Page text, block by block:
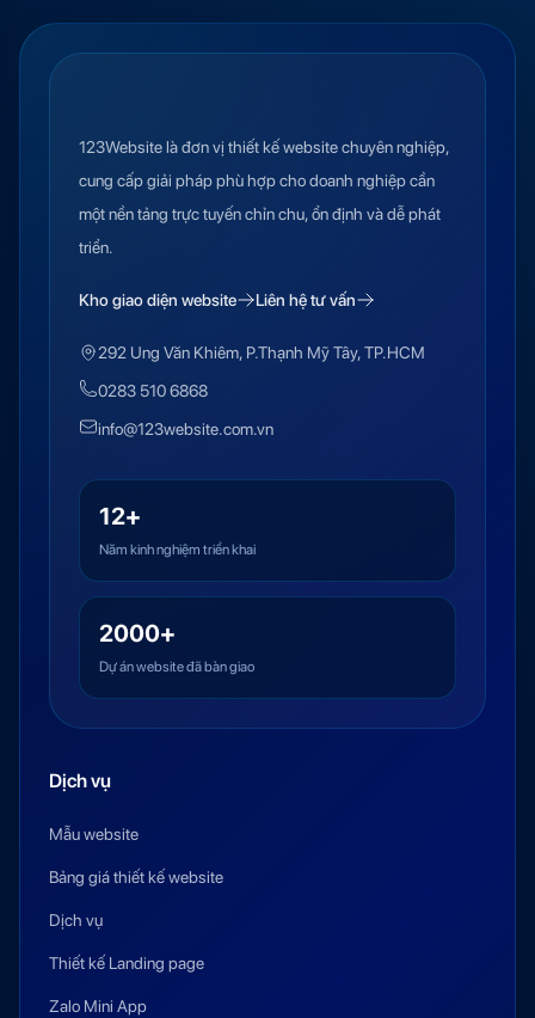
123Website là đơn vị thiết kế website chuyên nghiệp,
cung cấp giải pháp phù hợp cho doanh nghiệp cần
một nền tảng trực tuyến chỉn chu, ổn định và dễ phát
triển.
Kho giao diện website Liên hệ tư vấn
292 Ung Văn Khiêm, P.Thạnh Mỹ Tây, TP.HCM
0283 510 6868
info@123website.com.vn
12+
Năm kinh nghiệm triển khai
2000+
Dự án website đã bàn giao
Dịch vụ
Mẫu website
Bảng giá thiết kế website
Dịch vụ
Thiết kế Landing page
Zalo Mini App